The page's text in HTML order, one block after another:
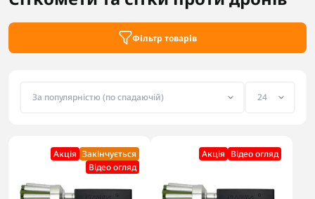
Фільтр товарів
Акцiя Закінчується
Відео огляд
Акцiя Відео огляд